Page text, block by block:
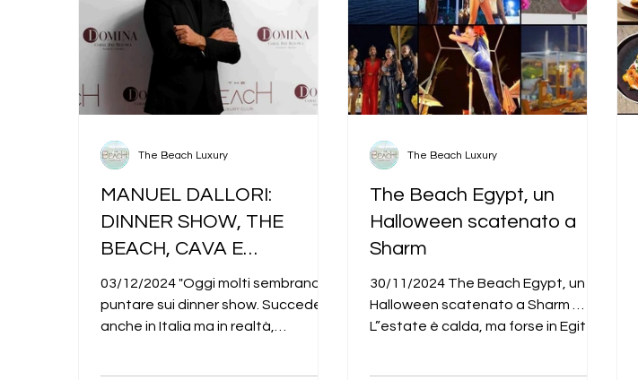
MANUEL DALLORI:
DINNER SHOW, THE
BEACH, CAVA E
INNOVAZIONE. OGNI
SERA
03/12/2024 "Oggi molti sembrano
puntare sui dinner show. Succede
anche in Italia ma in realtà,
The Beach Luxury
The Beach Egypt, un
Halloween scatenato a
Sharm
30/11/2024 The Beach Egypt, un
Halloween scatenato a Sharm …
L”estate è calda, ma forse in Egitto
The Beach Luxury